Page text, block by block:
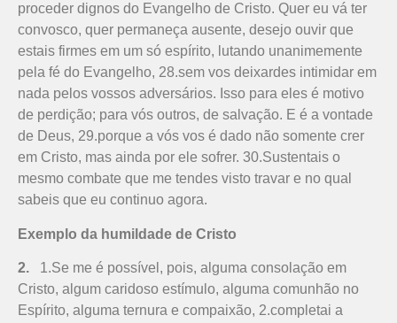
proceder dignos do Evangelho de Cristo. Quer eu vá ter
convosco, quer permaneça ausente, desejo ouvir que
estais firmes em um só espírito, lutando unanimemente
pela fé do Evangelho, 28.sem vos deixardes intimidar em
nada pelos vossos adversários. Isso para eles é motivo
de perdição; para vós outros, de salvação. E é a vontade
de Deus, 29.porque a vós vos é dado não somente crer
em Cristo, mas ainda por ele sofrer. 30.Sustentais o
mesmo combate que me tendes visto travar e no qual
sabeis que eu continuo agora.
Exemplo da humildade de Cristo
2. 1.Se me é possível, pois, alguma consolação em
Cristo, algum caridoso estímulo, alguma comu­nhão no
Espírito, alguma ternura e compaixão, 2.completai a